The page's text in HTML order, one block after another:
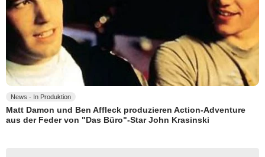
News - In Produktion
Matt Damon und Ben Affleck produzieren Action-Adventure
aus der Feder von "Das Büro"-Star John Krasinski